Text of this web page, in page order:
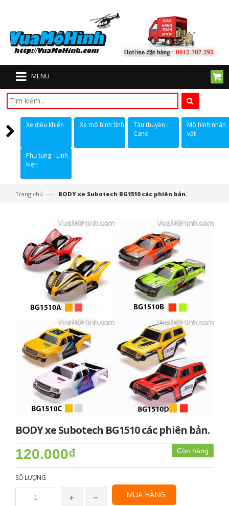
MENU
Xe điều khiển Xe mô hình tĩnh
Tàu thuyền -
Cano
Mô hình nhân
vật
Phụ tùng - Linh
kiện
Trang chủ —› BODY xe Subotech BG1510 các phiên bản.
BODY xe Subotech BG1510 các phiên bản.
Còn hàng
120.000₫
SỐ LƯỢNG
MUA HÀNG